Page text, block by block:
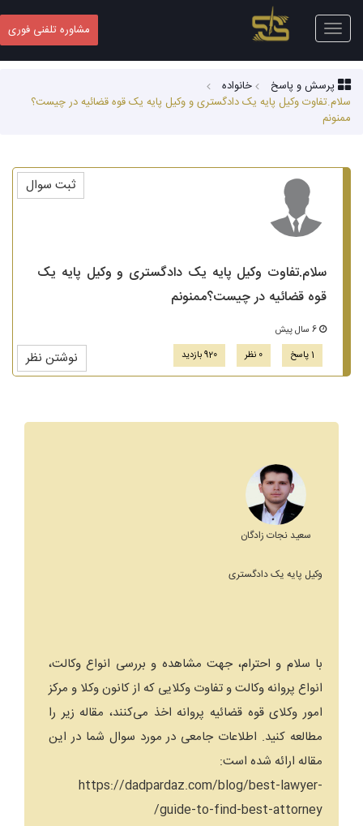
Toggle
navigation
مشاوره تلفنی فوری
پرسش و پاسخ
خانواده
سلام.تفاوت وکیل پایه یک دادگستری و وکیل پایه یک قوه قضائیه در چیست؟
ممنونم
سلام.تفاوت وکیل پایه یک دادگستری و وکیل پایه یک
قوه قضائیه در چیست؟ممنونم
1 پاسخ
0 نظر 920 بازدید نوشتن نظر
ثبت سوال
سعید نجات زادگان
وکیل پایه یک دادگستری
با سلام و احترام، جهت مشاهده و بررسی انواع وکالت،
انواع پروانه وکالت و تفاوت وکلایی که از کانون وکلا و مرکز
امور وکلای قوه قضائیه پروانه اخذ می‌کنند، مقاله زیر را
مطالعه کنید. اطلاعات جامعی در مورد سوال شما در این
مقاله ارائه شده است:
https://dadpardaz.com/blog/best-lawyer-
guide-to-find-best-attorney/